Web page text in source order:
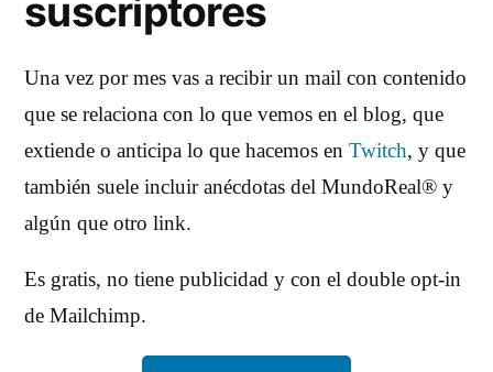
suscriptores
Una vez por mes vas a recibir un mail con contenido
que se relaciona con lo que vemos en el blog, que
extiende o anticipa lo que hacemos en Twitch, y que
también suele incluir anécdotas del MundoReal® y
algún que otro link.
Es gratis, no tiene publicidad y con el double opt-in
de Mailchimp.